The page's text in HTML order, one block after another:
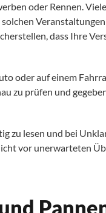
oder Rennen.
dass Ihre
oder auf einem
zu prüfen und
zu lesen und bei
vor unerwarteten